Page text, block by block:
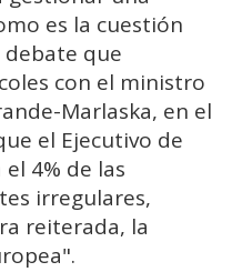
es la cuestión
que
con el ministro
Marlaska, en el
el Ejecutivo de
4% de las
irregulares,
reiterada, la